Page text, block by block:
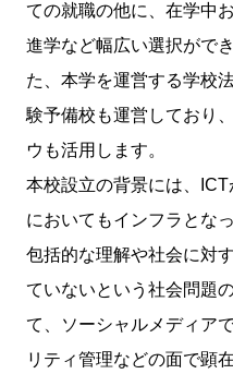
ての就職の他に、在学中
進学など幅広い選択がで
た、本学を運営する学校
験予備校も運営しており
ウも活用します。
本校設立の背景には、
においてもインフラとな
包括的な理解や社会に対
ていないという社会問題
て、ソーシャルメディア
リティ管理などの面で顕